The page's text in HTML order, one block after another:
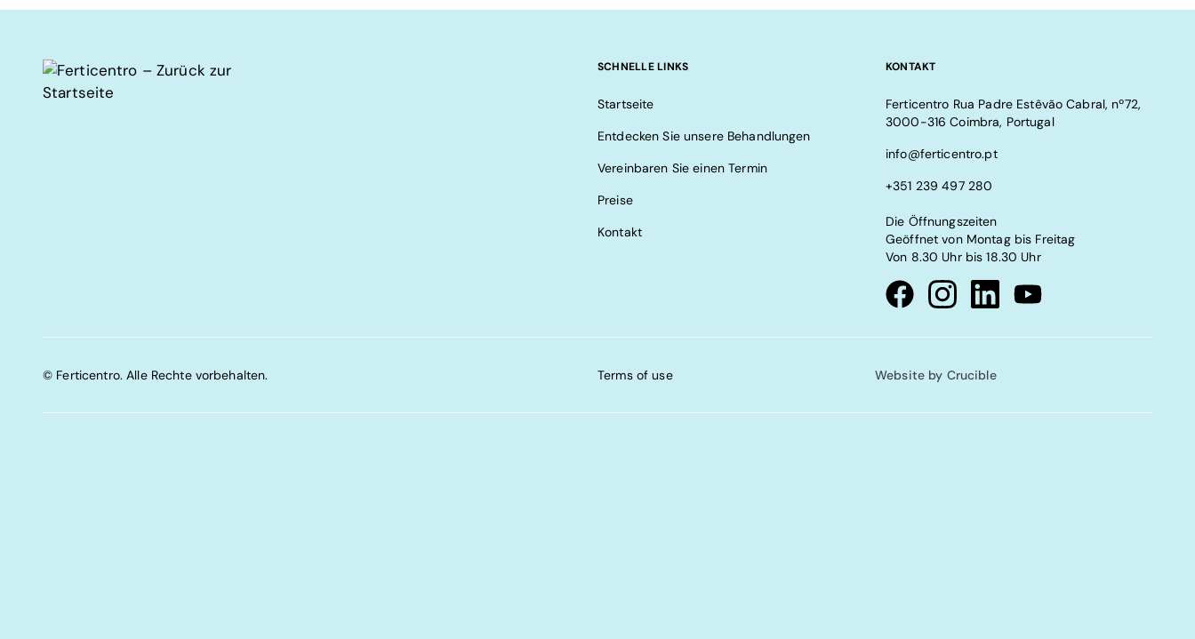
SCHNELLE LINKS
Startseite
Entdecken Sie unsere Behandlungen
Vereinbaren Sie einen Termin
Preise
Kontakt
KONTAKT
Ferticentro Rua Padre Estêvão Cabral, nº72,
3000-316 Coimbra, Portugal
info@ferticentro.pt
+351 239 497 280
Die Öffnungszeiten
Geöffnet von Montag bis Freitag
Von 8.30 Uhr bis 18.30 Uhr
Visit our Facebook page
Visit our instagram page
Visit our linkedin page
Visit our youtube page
© Ferticentro. Alle Rechte vorbehalten. Terms of use Website by Crucible